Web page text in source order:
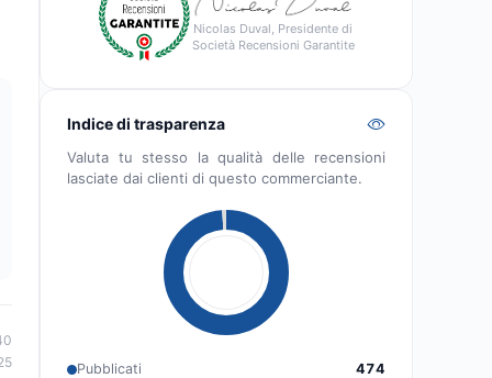
Nicolas Duval, Presidente di
Società Recensioni Garantite
Indice di trasparenza
Valuta tu stesso la qualità delle recensioni
lasciate dai clienti di questo commerciante.
Pubblicati
474